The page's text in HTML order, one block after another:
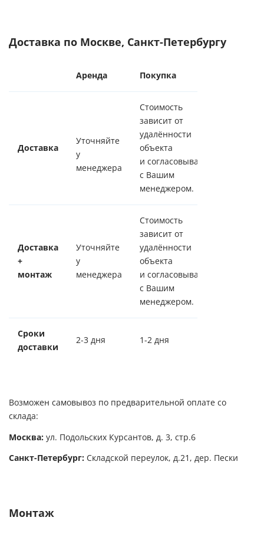
Доставка по Москве, Санкт-Петербургу
Аренда Покупка
Доставка
Уточняйте
у
менеджера
Стоимость
зависит от
удалённости
объекта
и согласовывается
с Вашим
менеджером.
Доставка
+
монтаж
Уточняйте
у
менеджера
Стоимость
зависит от
удалённости
объекта
и согласовывается
с Вашим
менеджером.
Сроки
доставки
2-3 дня 1-2 дня
Возможен самовывоз по предварительной оплате со
склада:
Москва: ул. Подольских Курсантов, д. 3, стр.6
Санкт-Петербург: Складской переулок, д.21, дер. Пески
Монтаж